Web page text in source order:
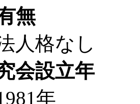
無
なし
会設立年
年